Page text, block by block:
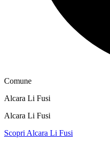
Comune
Alcara Li Fusi
Alcara Li Fusi
Scopri Alcara Li Fusi